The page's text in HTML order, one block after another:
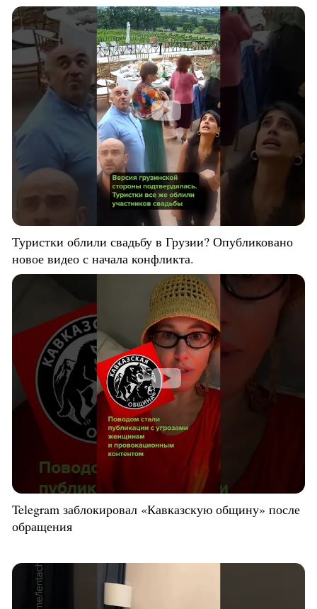
Туристки облили свадьбу в Грузии? Опубликовано
новое видео с начала конфликта.
Telegram заблокировал «Кавказскую общину» после
обращения